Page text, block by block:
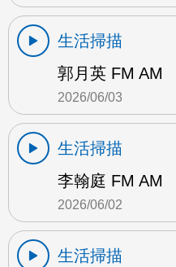
生活掃描
郭月英 FM AM
2026/06/03
生活掃描
李翰庭 FM AM
2026/06/02
生活掃描